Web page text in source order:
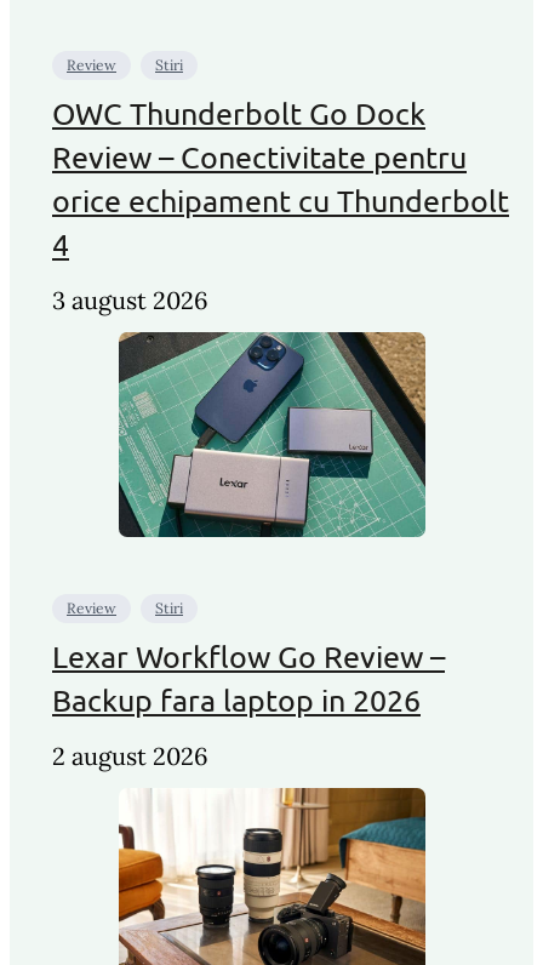
Review Stiri
OWC Thunderbolt Go Dock
Review – Conectivitate pentru
orice echipament cu Thunderbolt
4
3 august 2026
Review Stiri
Lexar Workflow Go Review –
Backup fara laptop in 2026
2 august 2026